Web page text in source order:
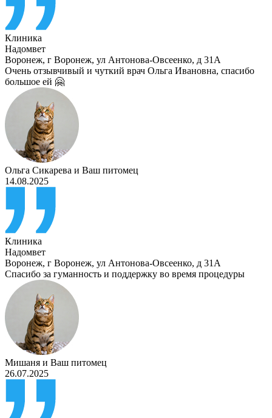
Клиника
Надомвет
Воронеж, г Воронеж, ул Антонова-Овсеенко, д 31А
Очень отзывчивый и чуткий врач Ольга Ивановна, спасибо
большое ей 🤗
Ольга Сикарева и Ваш питомец
14.08.2025
Клиника
Надомвет
Воронеж, г Воронеж, ул Антонова-Овсеенко, д 31А
Спасибо за гуманность и поддержку во время процедуры
Мишаня и Ваш питомец
26.07.2025